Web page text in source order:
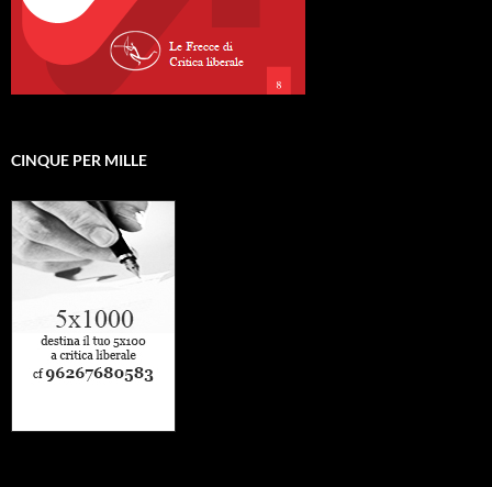
CINQUE PER MILLE